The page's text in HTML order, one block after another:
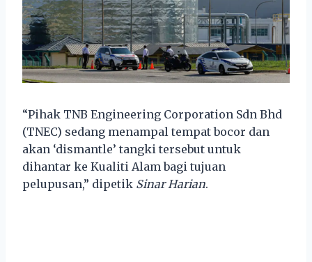
“Pihak TNB Engineering Corporation Sdn Bhd
(TNEC) sedang menampal tempat bocor dan
akan ‘dismantle’ tangki tersebut untuk
dihantar ke Kualiti Alam bagi tujuan
pelupusan,” dipetik Sinar Harian.